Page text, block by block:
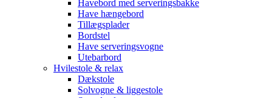
Havebord med serveringsbakke
Have hængebord
Tillægsplader
Bordstel
Have serveringsvogne
Utebarbord
Hvilestole & relax
Dækstole
Solvogne & liggestole